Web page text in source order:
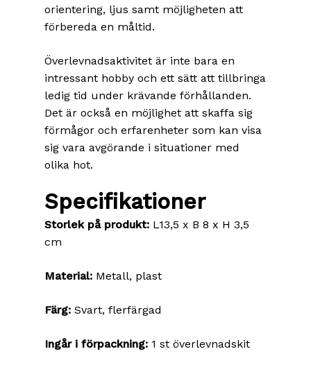
orientering, ljus samt möjligheten att
förbereda en måltid.
Överlevnadsaktivitet är inte bara en
intressant hobby och ett sätt att tillbringa
ledig tid under krävande förhållanden.
Det är också en möjlighet att skaffa sig
förmågor och erfarenheter som kan visa
sig vara avgörande i situationer med
olika hot.
Specifikationer
Storlek på produkt: L13,5 x B 8 x H 3,5
cm
Material: Metall, plast
Färg: Svart, flerfärgad
Ingår i förpackning: 1 st överlevnadskit